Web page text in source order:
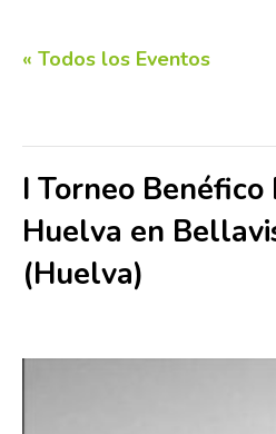
« Todos los Eventos
I Torneo
Huelva en
(Huelva)